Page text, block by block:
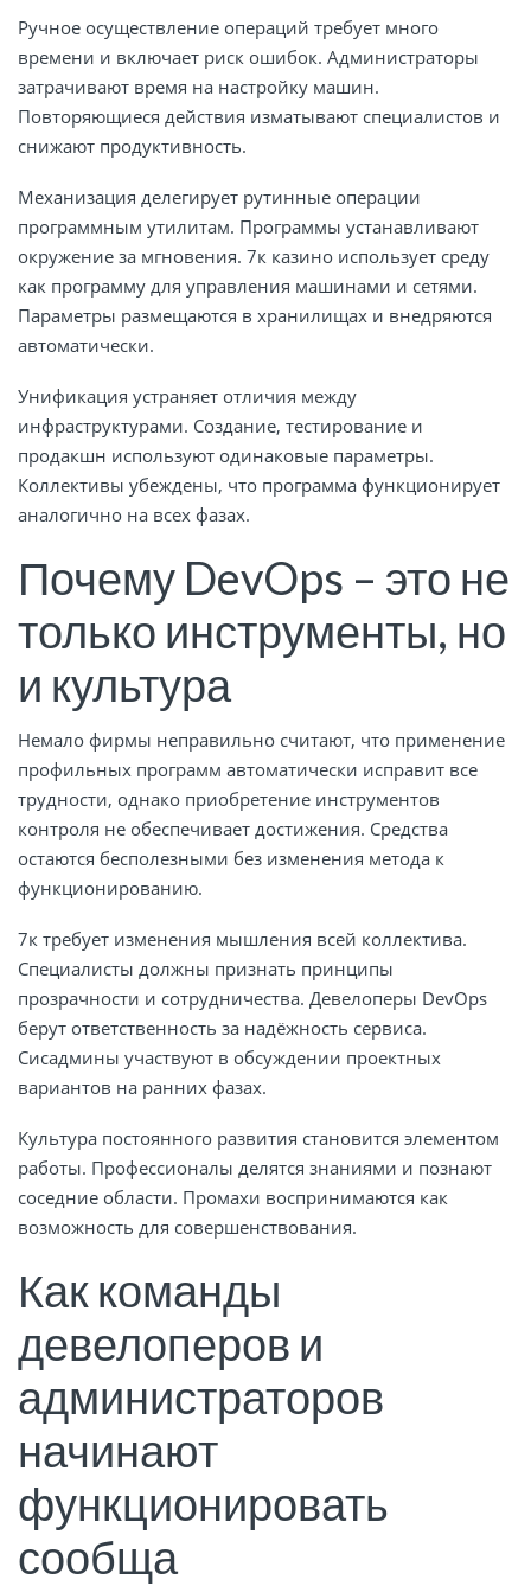
Ручное осуществление операций требует много
времени и включает риск ошибок. Администраторы
затрачивают время на настройку машин.
Повторяющиеся действия изматывают специалистов и
снижают продуктивность.
Механизация делегирует рутинные операции
программным утилитам. Программы устанавливают
окружение за мгновения. 7к казино использует среду
как программу для управления машинами и сетями.
Параметры размещаются в хранилищах и внедряются
автоматически.
Унификация устраняет отличия между
инфраструктурами. Создание, тестирование и
продакшн используют одинаковые параметры.
Коллективы убеждены, что программа функционирует
аналогично на всех фазах.
Почему DevOps – это не
только инструменты, но
и культура
Немало фирмы неправильно считают, что применение
профильных программ автоматически исправит все
трудности, однако приобретение инструментов
контроля не обеспечивает достижения. Средства
остаются бесполезными без изменения метода к
функционированию.
7к требует изменения мышления всей коллектива.
Специалисты должны признать принципы
прозрачности и сотрудничества. Девелоперы DevOps
берут ответственность за надёжность сервиса.
Сисадмины участвуют в обсуждении проектных
вариантов на ранних фазах.
Культура постоянного развития становится элементом
работы. Профессионалы делятся знаниями и познают
соседние области. Промахи воспринимаются как
возможность для совершенствования.
Как команды
девелоперов и
администраторов
начинают
функционировать
сообща